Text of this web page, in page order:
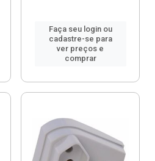
Faça seu login ou
cadastre-se para
ver preços e
comprar